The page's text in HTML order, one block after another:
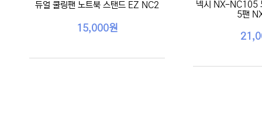
듀얼 쿨링팬 노트북 스탠드 EZ NC2
15,000원
넥시 NX-NC105
5팬